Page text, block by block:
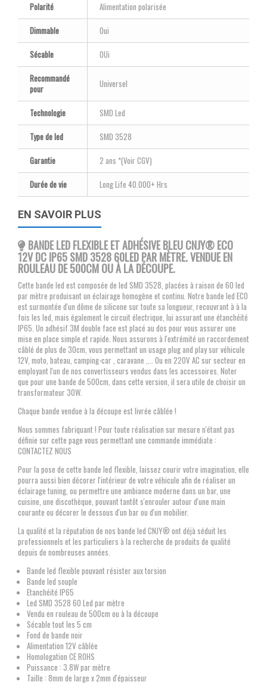
Polarité
Alimentation polarisée
Dimmable
Oui
Sécable
OUi
Recommandé
pour
Universel
Technologie
SMD Led
Type de led
SMD 3528
Garantie
2 ans *(Voir CGV)
Durée de vie
Long Life 40.000+ Hrs
EN SAVOIR PLUS
BANDE LED FLEXIBLE ET ADHÉSIVE BLEU CNJY® ECO
12V DC IP65 SMD 3528 60LED PAR MÈTRE. VENDUE EN
ROULEAU DE 500CM OU À LA DÉCOUPE.
Cette bande led est composée de led SMD 3528, placées à raison de 60 led
par mètre produisant un éclairage homogène et continu. Notre bande led ECO
est surmontée d'un dôme de silicone sur toute sa longueur, recouvrant à à la
fois les led, mais également le circuit électrique, lui assurant une étanchéité
IP65. Un adhésif 3M double face est placé au dos pour vous assurer une
mise en place simple et rapide. Nous assurons à l'extrémité un raccordement
câblé de plus de 30cm, vous permettant un usage plug and play sur véhicule
12V, moto, bateau, camping-car , caravane ,... Ou en 220V AC sur secteur en
employant l'un de nos convertisseurs vendus dans les accessoires. Noter
que pour une bande de 500cm, dans cette version, il sera utile de choisir un
transformateur 30W.
Chaque bande vendue à la découpe est livrée câblée !
Nous sommes fabriquant ! Pour toute réalisation sur mesure n'étant pas
définie sur cette page vous permettant une commande immédiate :
CONTACTEZ NOUS
Pour la pose de cette bande led flexible, laissez courir votre imagination, elle
pourra aussi bien décorer l'intérieur de votre véhicule afin de réaliser un
éclairage tuning, ou permettre une ambiance moderne dans un bar, une
cuisine, une discothèque, pouvant tantôt s'enrouler autour d'une main
courante ou décorer le dessous d'un bar ou d'un mobilier.
La qualité et la réputation de nos bande led CNJY® ont déjà séduit les
professionnels et les particuliers à la recherche de produits de qualité
depuis de nombreuses années.
Bande led flexible pouvant résister aux torsion
Bande led souple
Etanchéité IP65
Led SMD 3528 60 Led par mètre
Vendu en rouleau de 500cm ou à la découpe
Sécable tout les 5 cm
Fond de bande noir
Alimentation 12V câblée
Homologation CE ROHS
Puissance : 3.8W par mètre
Taille : 8mm de large x 2mm d'épaisseur